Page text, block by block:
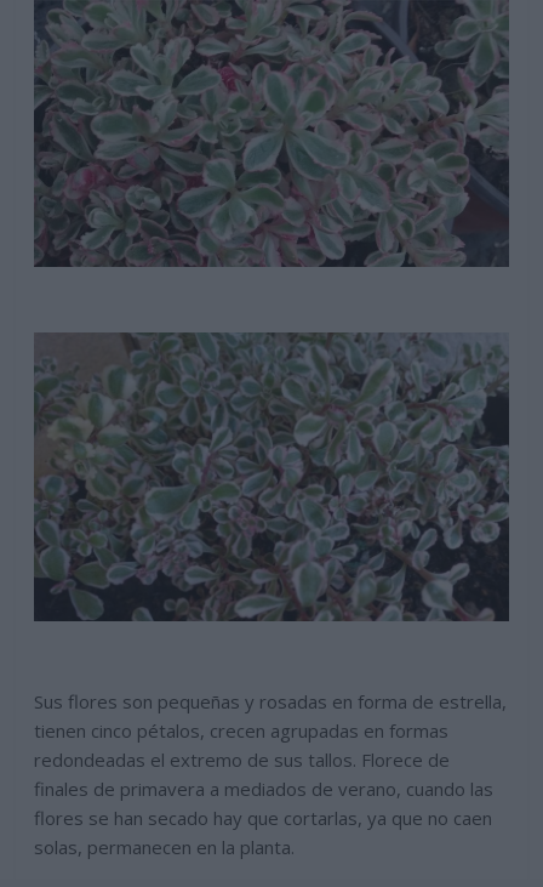
Sus flores son pequeñas y rosadas en forma de estrella,
tienen cinco pétalos, crecen agrupadas en formas
redondeadas el extremo de sus tallos. Florece de
finales de primavera a mediados de verano, cuando las
flores se han secado hay que cortarlas, ya que no caen
solas, permanecen en la planta.